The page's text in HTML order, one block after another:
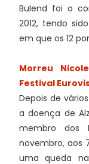
Bülend foi o
2012, tendo
em que os 12
Morreu
Festival
Depois de
a doença de
membro dos
novembro, aos
uma queda